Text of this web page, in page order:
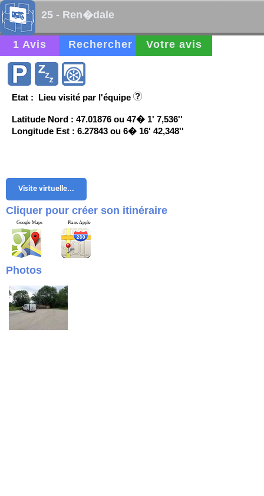
25 - Ren�dale
1 Avis Rechercher Votre avis
Etat : Lieu visité par l'équipe
Latitude Nord : 47.01876 ou 47� 1' 7,536''
Longitude Est : 6.27843 ou 6� 16' 42,348''
Visite virtuelle...
Cliquer pour créer son itinéraire
Google Maps Plans Apple
Photos